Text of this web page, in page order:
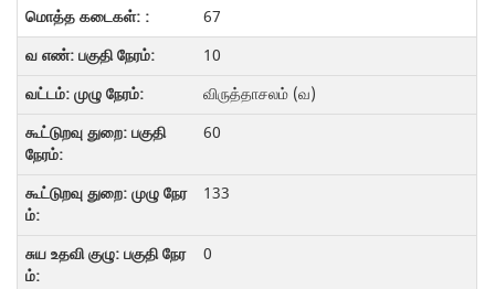
67
10
விருத்தாசலம் (வ)
60
133
0